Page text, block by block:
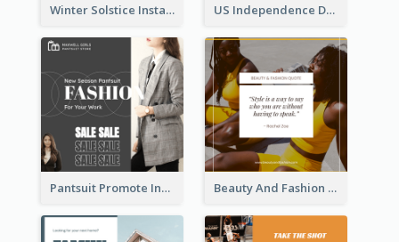
Winter Solstice Instagram Post US Independence Day Instagram Post
Pantsuit Promote Instagram Post Beauty And Fashion Inspirational Quote Instagram Post